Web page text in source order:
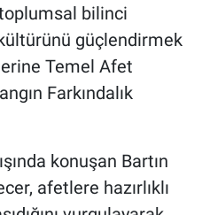
toplumsal bilinci
güçlendirmek
Temel Afet
Farkındalık
konuşan Bartın
afetlere hazırlıklı